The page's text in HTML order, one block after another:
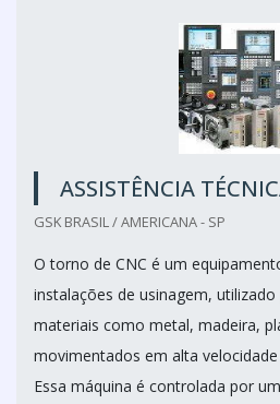
ASSISTÊNCIA
GSK BRASIL / AMERICANA - SP
O torno de CNC é um
instalações de usinagem,
materiais como metal, madeira,
movimentados em alta
Essa máquina é controlada por